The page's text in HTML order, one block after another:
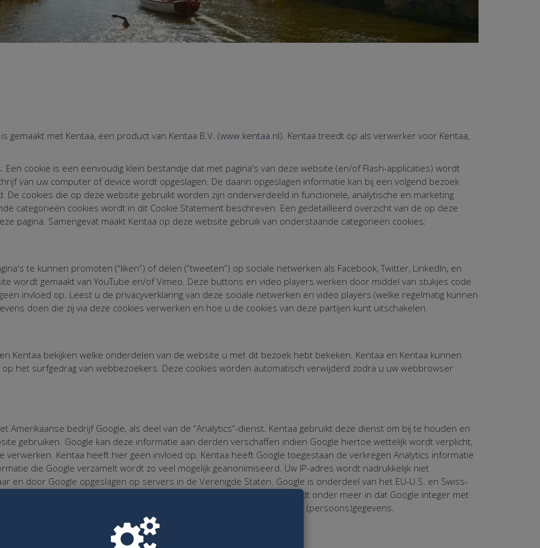
gemaakt met Kentaa, een product van Kentaa B.V. (www.kentaa.nl). Kentaa treedt op als verwerker voor Kentaa,
Een cookie is een eenvoudig klein bestandje dat met pagina's van deze website (en/of Flash-applicaties) wordt
van uw computer of device wordt opgeslagen. De daarin opgeslagen informatie kan bij een volgend bezoek
cookies die op deze website gebruikt worden zijn onderverdeeld in functionele, analytische en marketing
categorieën cookies wordt in dit Cookie Statement beschreven. Een gedetailleerd overzicht van de op deze
pagina. Samengevat maakt Kentaa op deze website gebruik van onderstaande categorieën cookies:
te kunnen promoten (“liken”) of delen (“tweeten”) op sociale netwerken als Facebook, Twitter, LinkedIn, en
wordt gemaakt van YouTube en/of Vimeo. Deze buttons en video players werken door middel van stukjes code
invloed op. Leest u de privacyverklaring van deze sociale netwerken en video players (welke regelmatig kunnen
doen die zij via deze cookies verwerken en hoe u de cookies van deze partijen kunt uitschakelen.
Kentaa bekijken welke onderdelen van de website u met dit bezoek hebt bekeken. Kentaa en Kentaa kunnen
het surfgedrag van webbezoekers. Deze cookies worden automatisch verwijderd zodra u uw webbrowser
Amerikaanse bedrijf Google, als deel van de “Analytics”-dienst. Kentaa gebruikt deze dienst om bij te houden en
gebruiken. Google kan deze informatie aan derden verschaffen indien Google hiertoe wettelijk wordt verplicht,
Kentaa heeft hier geen invloed op. Kentaa heeft Google toegestaan de verkregen Analytics informatie
die Google verzamelt wordt zo veel mogelijk geanonimiseerd. Uw IP-adres wordt nadrukkelijk niet
en door Google opgeslagen op servers in de Verenigde Staten. Google is onderdeel van het EU-U.S. en Swiss-
Privacy Shield Principles van het U.S. Department of Commerce. Dit houdt onder meer in dat Google integer met
een passend en adequaat beschermingsniveau voor de verwerking van (persoons)gegevens.